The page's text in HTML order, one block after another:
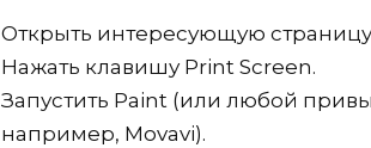
Открыть интересующую
Нажать клавишу Print Screen.
Запустить Paint (или любой
например, Movavi).